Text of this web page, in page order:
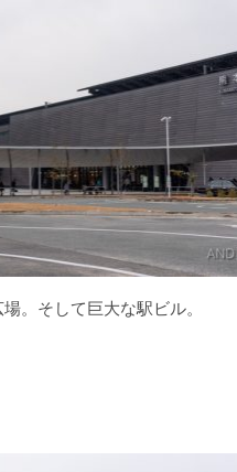
。そして巨大な駅ビル。